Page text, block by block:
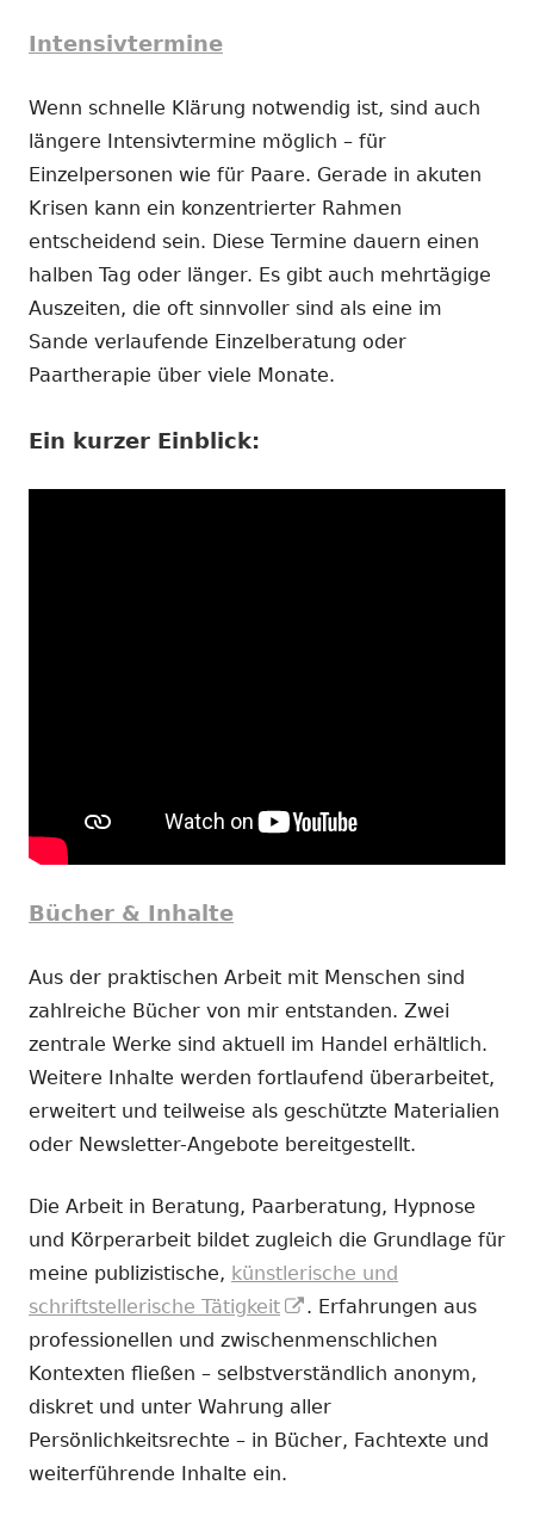
Intensivtermine
Wenn schnelle Klärung notwendig ist, sind auch
längere Intensivtermine möglich – für
Einzelpersonen wie für Paare. Gerade in akuten
Krisen kann ein konzentrierter Rahmen
entscheidend sein. Diese Termine dauern einen
halben Tag oder länger. Es gibt auch mehrtägige
Auszeiten, die oft sinnvoller sind als eine im
Sande verlaufende Einzelberatung oder
Paartherapie über viele Monate.
Ein kurzer Einblick:
Bücher & Inhalte
Aus der praktischen Arbeit mit Menschen sind
zahlreiche Bücher von mir entstanden. Zwei
zentrale Werke sind aktuell im Handel erhältlich.
Weitere Inhalte werden fortlaufend überarbeitet,
erweitert und teilweise als geschützte Materialien
oder Newsletter-Angebote bereitgestellt.
Die Arbeit in Beratung, Paarberatung, Hypnose
und Körperarbeit bildet zugleich die Grundlage für
meine publizistische, künstlerische und
schriftstellerische Tätigkeit
In
neuem
Fenster
öffnen
. Erfahrungen aus
professionellen und zwischenmenschlichen
Kontexten fließen – selbstverständlich anonym,
diskret und unter Wahrung aller
Persönlichkeitsrechte – in Bücher, Fachtexte und
weiterführende Inhalte ein.